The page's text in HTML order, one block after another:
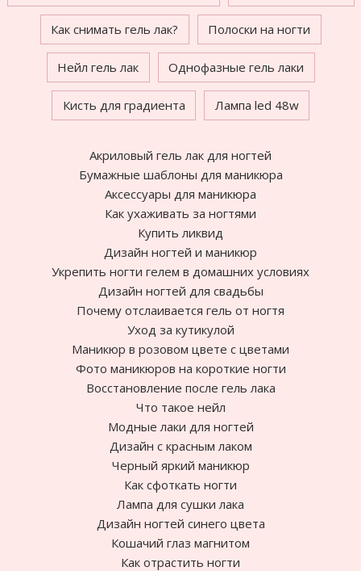
Как снимать гель лак? Полоски на ногти
Нейл гель лак Однофазные гель лаки
Кисть для градиента Лампа led 48w
Акриловый гель лак для ногтей
Бумажные шаблоны для маникюра
Аксессуары для маникюра
Как ухаживать за ногтями
Купить ликвид
Дизайн ногтей и маникюр
Укрепить ногти гелем в домашних условиях
Дизайн ногтей для свадьбы
Почему отслаивается гель от ногтя
Уход за кутикулой
Маникюр в розовом цвете с цветами
Фото маникюров на короткие ногти
Восстановление после гель лака
Что такое нейл
Модные лаки для ногтей
Дизайн с красным лаком
Черный яркий маникюр
Как сфоткать ногти
Лампа для сушки лака
Дизайн ногтей синего цвета
Кошачий глаз магнитом
Как отрастить ногти